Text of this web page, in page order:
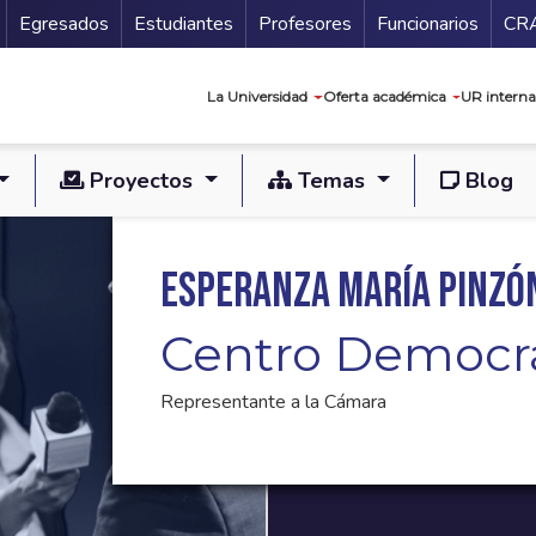
Secundario
Egresados Estudiantes Profesores Funcionarios
La Universidad Oferta académica UR
Proyectos Temas Blog
Esperanza María
Centro
Representante a la Cámara